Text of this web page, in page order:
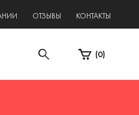
ОТЗЫВЫ КОНТАКТЫ
(0)